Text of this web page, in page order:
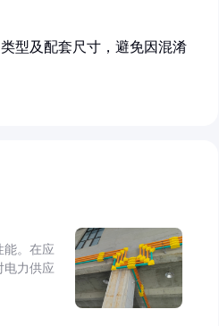
型及配套尺寸，避免因混淆
能。在应
电力供应